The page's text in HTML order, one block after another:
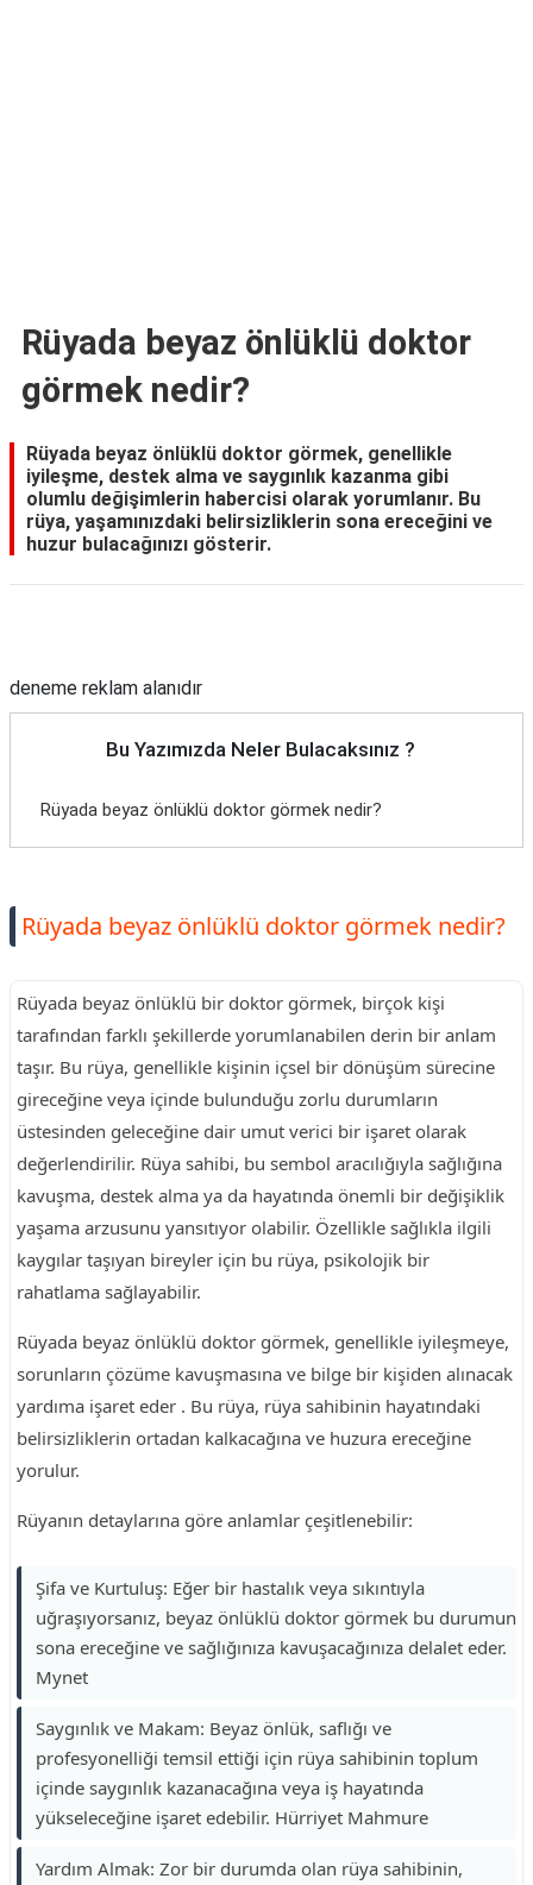
Rüyada beyaz önlüklü doktor
görmek nedir?
Rüyada beyaz önlüklü doktor görmek, genellikle
iyileşme, destek alma ve saygınlık kazanma gibi
olumlu değişimlerin habercisi olarak yorumlanır. Bu
rüya, yaşamınızdaki belirsizliklerin sona ereceğini ve
huzur bulacağınızı gösterir.
deneme reklam alanıdır
Bu Yazımızda Neler Bulacaksınız ?
Rüyada beyaz önlüklü doktor görmek nedir?
Rüyada beyaz önlüklü doktor görmek nedir?
Rüyada beyaz önlüklü bir doktor görmek, birçok kişi
tarafından farklı şekillerde yorumlanabilen derin bir anlam
taşır. Bu rüya, genellikle kişinin içsel bir dönüşüm sürecine
gireceğine veya içinde bulunduğu zorlu durumların
üstesinden geleceğine dair umut verici bir işaret olarak
değerlendirilir. Rüya sahibi, bu sembol aracılığıyla sağlığına
kavuşma, destek alma ya da hayatında önemli bir değişiklik
yaşama arzusunu yansıtıyor olabilir. Özellikle sağlıkla ilgili
kaygılar taşıyan bireyler için bu rüya, psikolojik bir
rahatlama sağlayabilir.
Rüyada beyaz önlüklü doktor görmek, genellikle iyileşmeye,
sorunların çözüme kavuşmasına ve bilge bir kişiden alınacak
yardıma işaret eder . Bu rüya, rüya sahibinin hayatındaki
belirsizliklerin ortadan kalkacağına ve huzura ereceğine
yorulur.
Rüyanın detaylarına göre anlamlar çeşitlenebilir:
Şifa ve Kurtuluş: Eğer bir hastalık veya sıkıntıyla
uğraşıyorsanız, beyaz önlüklü doktor görmek bu durumun
sona ereceğine ve sağlığınıza kavuşacağınıza delalet eder.
Mynet
Saygınlık ve Makam: Beyaz önlük, saflığı ve
profesyonelliği temsil ettiği için rüya sahibinin toplum
içinde saygınlık kazanacağına veya iş hayatında
yükseleceğine işaret edebilir. Hürriyet Mahmure
Yardım Almak: Zor bir durumda olan rüya sahibinin,